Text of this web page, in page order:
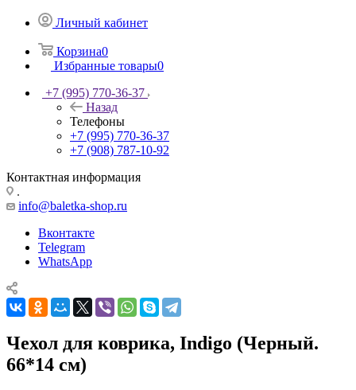
Личный кабинет
Корзина0
Избранные товары0
+7 (995) 770-36-37
Назад
Телефоны
+7 (995) 770-36-37
+7 (908) 787-10-92
Контактная информация
.
info@baletka-shop.ru
Вконтакте
Telegram
WhatsApp
Чехол для коврика, Indigo (Черный.
66*14 см)